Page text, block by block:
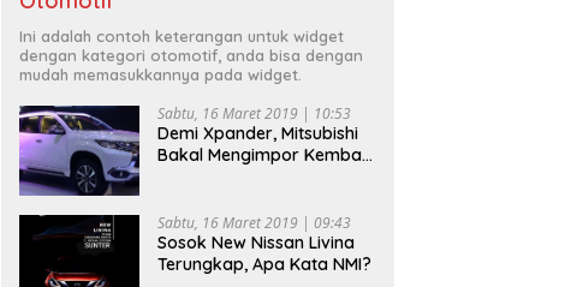
Ini adalah contoh keterangan untuk widget
dengan kategori otomotif, anda bisa dengan
mudah memasukkannya pada widget.
Sabtu, 16 Maret 2019 | 10:53
Demi Xpander, Mitsubishi
Bakal Mengimpor Kembali
Sabtu, 16 Maret 2019 | 09:43
Sosok New Nissan Livina
Terungkap, Apa Kata NMI?